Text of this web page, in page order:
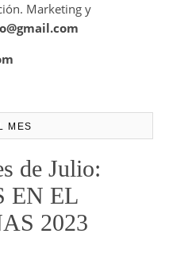
de la mejor elección de
Marketing y